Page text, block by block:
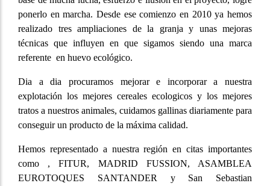
ponerlo en marcha. Desde ese comienzo en 2010 ya hemos
realizado tres ampliaciones de la granja y unas mejoras
técnicas que influyen en que sigamos siendo una marca
referente en huevo ecológico.
Dia a dia procuramos mejorar e incorporar a nuestra
explotación los mejores cereales ecologicos y los mejores
tratos a nuestros animales, cuidamos gallinas diariamente para
conseguir un producto de la máxima calidad.
Hemos representado a nuestra región en citas importantes
como , FITUR, MADRID FUSSION, ASAMBLEA
EUROTOQUES SANTANDER y San Sebastian